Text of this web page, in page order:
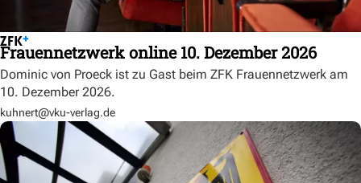
Frauennetzwerk online 10. Dezember 2026
Dominic von Proeck ist zu Gast beim ZFK Frauennetzwerk am
10. Dezember 2026.
kuhnert@vku-verlag.de